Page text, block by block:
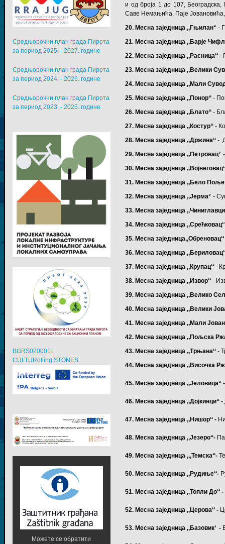
и од броја 1 до 107,
Саве Немањића, Паје
20. Месна заједница ,,Гњилан‘‘ -
21. Месна заједница ,,Барје
22. Месна заједница ,,Расница‘‘ -
23. Месна заједница ,,Велики
24. Месна заједница ,,Мали
25. Месна заједница ,,Понор‘‘ -
26. Месна заједница ,,Блато‘‘ -
27. Месна заједница ,,Костур‘‘ -
28. Месна заједница ,,Држина‘‘ -
29. Месна заједница ,,Петровац‘‘
30. Месна заједница
31. Месна заједница ,,Бело
32. Месна заједница ,,Јерма‘‘ -
33. Месна заједница
34. Месна заједница ,,Срећковац‘
35. Месна заједница,,Обреновац‘‘
36. Месна заједница
37. Месна заједница ,,Крупац‘‘ -
38. Месна заједница ,,Извор‘‘ -
39. Месна заједница ,,Велико
40. Месна заједница ,,Велики
41. Месна заједница ,,Мали
42. Месна заједница ,,Пољска
43. Месна заједница ,,Трњана‘‘ -
44. Месна заједница ,,Височка
45. Месна заједница ,,Јеловица‘‘
46. Месна заједница ,,Дојкинци‘‘ -
47. Месна заједница ,,Нишор‘‘ -
48. Месна заједница ,,Језеро‘‘-
49. Месна заједница ,,,Темска‘‘-
50. Месна заједница ,,Рудиње‘‘-
51. Месна заједница ,,Топли До‘‘ -
52. Месна заједница ,,Церова‘‘ -
53. Месна заједница ,,Базовик‘ -
Средњорочни план града Пирота
за период 2025. - 2027. године
Средњорочни план града Пирота
за период 2024. - 2026. године
Средњорочни план града Пирота
за период 2023. - 2025. године
BGRS0200011
CULTURolling STONES
Можете се обратити